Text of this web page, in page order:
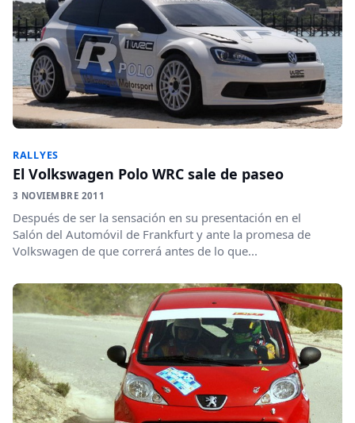
RALLYES
El Volkswagen Polo WRC sale de paseo
3 NOVIEMBRE 2011
Después de ser la sensación en su presentación en el
Salón del Automóvil de Frankfurt y ante la promesa de
Volkswagen de que correrá antes de lo que...